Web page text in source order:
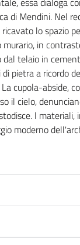
di Mendini. Nel
lo spazio
in
telaio in
pietra a ricordo
cupola-abside,
il cielo,
l materiali,
moderno